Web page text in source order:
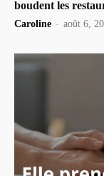
boudent les
Caroline - août 6,